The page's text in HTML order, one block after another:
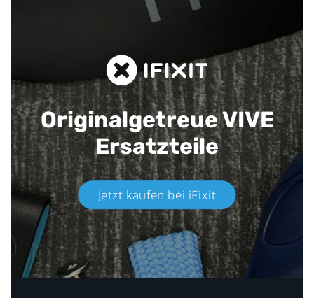
Originalgetreue VIVE
Ersatzteile
Jetzt kaufen bei iFixit​